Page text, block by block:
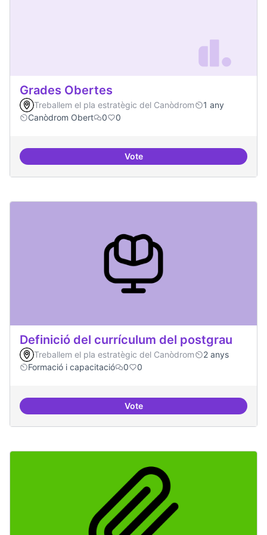
Grades Obertes
Treballem el pla estratègic del Canòdrom
1 any
Canòdrom Obert
0 0
VoteGrades Obertes
Definició del currículum del postgrau
Treballem el pla estratègic del Canòdrom
2 anys
Formació i capacitació
0 0
VoteDefinició del currículum del